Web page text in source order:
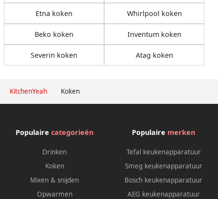
KitchenYeah Koken
Etna koken Whirlpool koken
Beko koken Inventum koken
Severin koken Atag koken
Populaire categorieën
Drinken
Koken
Mixen & snijden
Opwarmen
Populaire merken
Tefal keukenapparatuur
Smeg keukenapparatuur
Bosch keukenapparatuur
AEG keukenapparatuur